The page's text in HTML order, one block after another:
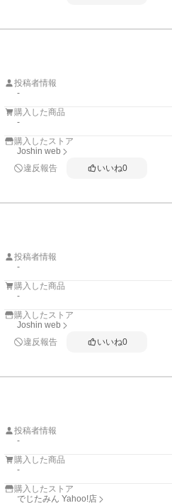
投稿者情報
-
購入した商品
-
購入したストア
Joshin web
違反報告
いいね0
投稿者情報
-
購入した商品
-
購入したストア
Joshin web
違反報告
いいね0
投稿者情報
-
購入した商品
-
購入したストア
でじたみん Yahoo!店